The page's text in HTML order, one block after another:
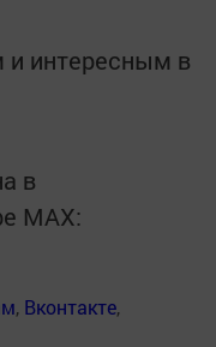
интересным в
в
MАХ:
, Вконтакте,